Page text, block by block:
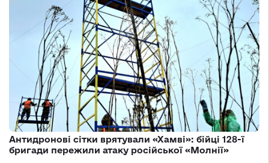
Антидронові сітки врятували «Хамві»: бійці 128-ї
бригади пережили атаку російської «Молнії»